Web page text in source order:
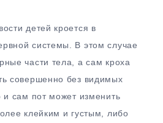
детей кроется в
системы. В этом случае
части тела, а сам кроха
совершенно без видимых
и сам пот может изменить
клейким и густым, либо